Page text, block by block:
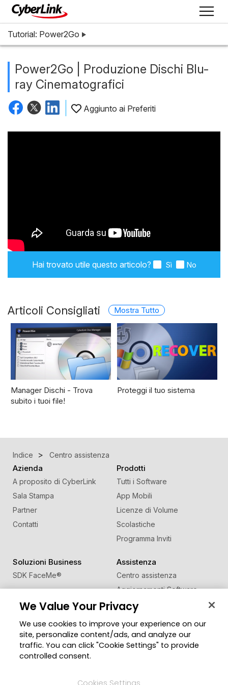
Tutorial: Power2Go
Power2Go | Produzione Dischi Blu-
ray Cinematografici
Aggiunto ai Preferiti
Hai trovato utile questo articolo? Sì No
Articoli Consigliati Mostra Tutto
Manager Dischi - Trova
subito i tuoi file!
Proteggi il tuo sistema
Indice Centro assistenza
Azienda
A proposito di CyberLink
Sala Stampa
Partner
Contatti
Prodotti
Tutti i Software
App Mobili
Licenze di Volume
Scolastiche
Programma Inviti
Soluzioni Business
SDK FaceMe®
Assistenza
Centro assistenza
Aggiornamenti Software
Centro Apprendimento
Comunità
Zona Utenti
Blog
Cambia regione
We Value Your Privacy
We use cookies to improve your experience on our
site, personalize content/ads, and analyze our
traffic. You can click "Cookie Settings" to provide
controlled consent.
Cookies Settings